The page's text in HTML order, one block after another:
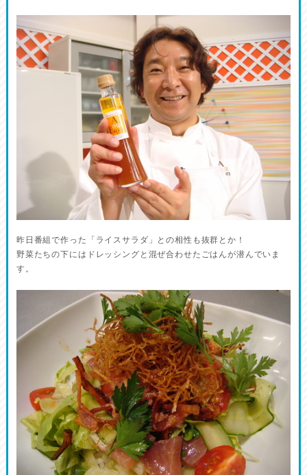
昨日番組で作った「ライスサラダ」との相性も抜群とか！
野菜たちの下にはドレッシングと混ぜ合わせたごはんが潜んでいま
す。